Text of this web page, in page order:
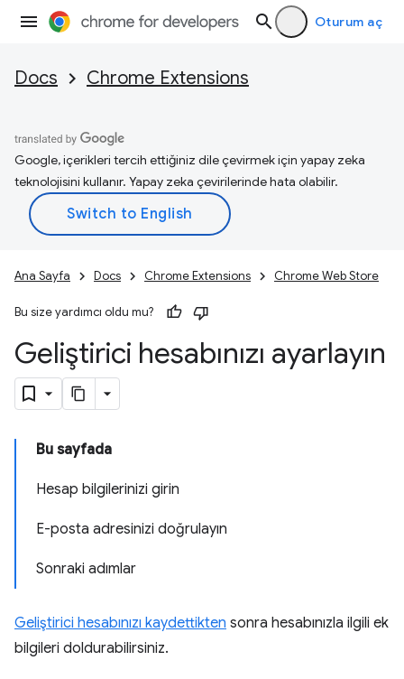
Oturum aç
Docs Chrome Extensions
Google, içerikleri tercih ettiğiniz dile çevirmek için yapay zeka
teknolojisini kullanır. Yapay zeka çevirilerinde hata olabilir.
Ana Sayfa Docs Chrome Extensions Chrome Web Store
Bu size yardımcı oldu mu?
Geliştirici hesabınızı ayarlayın
Bu sayfada
Hesap bilgilerinizi girin
E-posta adresinizi doğrulayın
Sonraki adımlar
Geliştirici hesabınızı kaydettikten sonra hesabınızla ilgili ek
bilgileri doldurabilirsiniz.